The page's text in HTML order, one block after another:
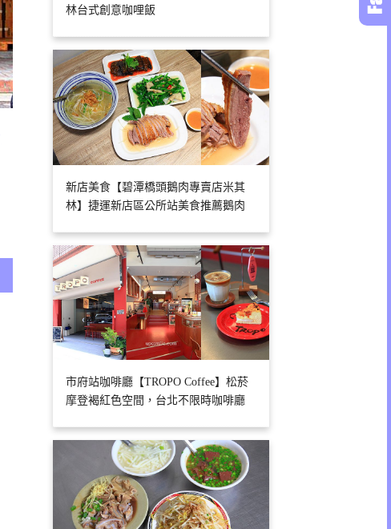
林台式創意咖哩飯
新店美食【碧潭橋頭鵝肉專賣店米其
林】捷運新店區公所站美食推薦鵝肉
市府站咖啡廳【TROPO Coffee】松菸
摩登褐紅色空間，台北不限時咖啡廳